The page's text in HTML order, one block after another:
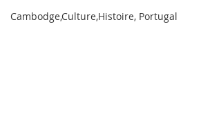
Cambodge,Culture,Histoire, Portugal